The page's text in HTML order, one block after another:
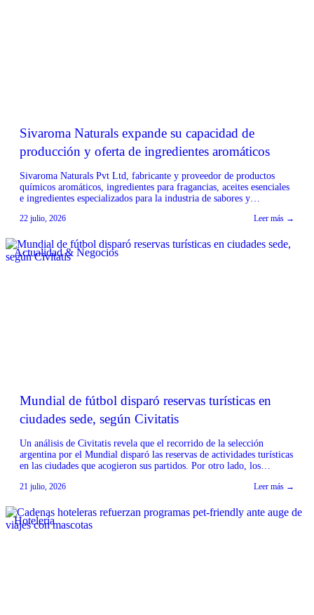
Sivaroma Naturals expande su capacidad de
producción y oferta de ingredientes aromáticos
Sivaroma Naturals Pvt Ltd, fabricante y proveedor de productos
químicos aromáticos, ingredientes para fragancias, aceites esenciales
e ingredientes especializados para la industria de sabores y
fabricación y su portafolio de productos. La empresa, con sede en
precios […]
22 julio, 2026 Leer más →
Actualidad & Negocios
Mundial de fútbol disparó reservas turísticas en
ciudades sede, según Civitatis
Un análisis de Civitatis revela que el recorrido de la selección
argentina por el Mundial disparó las reservas de actividades turísticas
en las ciudades que acogieron sus partidos. Por otro lado, los
temporalmente la contratación de experiencias online. Según el
21 julio, 2026 Leer más →
Hotelería